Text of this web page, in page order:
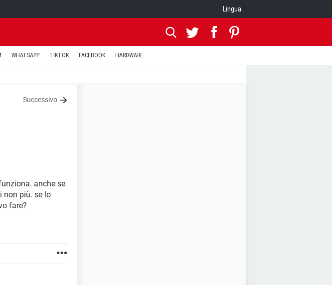
Lingua
WHATSAPP TIKTOK FACEBOOK HARDWARE
Successivo
anche se
non più. se lo
fare?